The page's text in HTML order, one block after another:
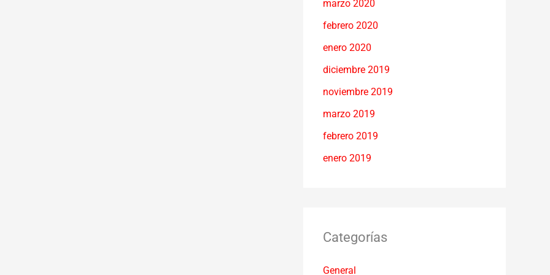
marzo 2020
febrero 2020
enero 2020
diciembre 2019
noviembre 2019
marzo 2019
febrero 2019
enero 2019
Categorías
General